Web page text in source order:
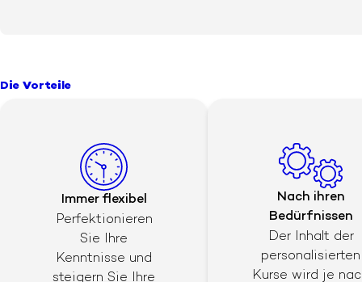
Die Vorteile
Immer flexibel
Perfektionieren
Sie Ihre
Kenntnisse und
steigern Sie Ihre
Nach ihren
Bedürfnissen
Der Inhalt der
personalisierten
Kurse wird je